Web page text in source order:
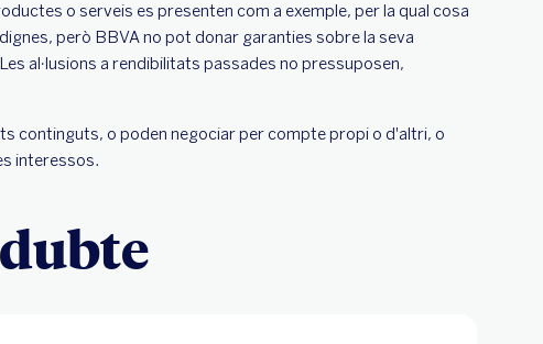
o serveis es presenten com a exemple, per la qual cosa
però BBVA no pot donar garanties sobre la seva
al·lusions a rendibilitats passades no pressuposen,
continguts, o poden negociar per compte propi o d'altri, o
interessos.